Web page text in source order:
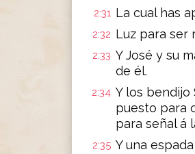
2:31 La cual has
2:32 Luz para ser
2:33 Y José y su
de él.
2:34 Y los bendijo
puesto para
para señal á
2:35 Y una